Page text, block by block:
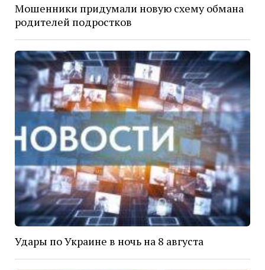
Мошенники придумали новую схему обмана
родителей подростков
Удары по Украине в ночь на 8 августа